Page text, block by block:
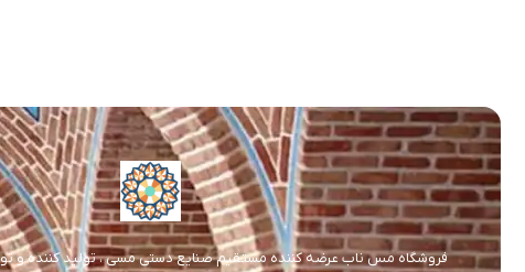
فروشگاه مس ناب عرضه کننده مستقیم صنایع دستی مسی ، تولید کننده و